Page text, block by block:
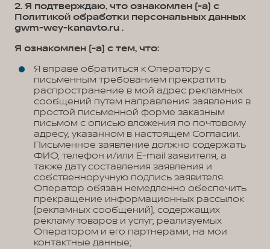
2. Я подтверждаю, что ознакомлен (-а) с
Политикой обработки персональных данных
gwm-wey-kanavto.ru .
Я ознакомлен (-а) с тем, что:
Я вправе обратиться к Оператору с
письменным требованием прекратить
распространение в мой адрес рекламных
сообщений путем направления заявления в
простой письменной форме заказным
письмом с описью вложения по почтовому
адресу, указанном в настоящем Согласии.
Письменное заявление должно содержать
ФИО, телефон и/или E-mail заявителя, а
также дату составления заявления и
собственноручную подпись заявителя.
Оператор обязан немедленно обеспечить
прекращение информационных рассылок
(рекламных сообщений), содержащих
рекламу товаров и услуг, реализуемых
Оператором и его партнерами, на мои
контактные данные;